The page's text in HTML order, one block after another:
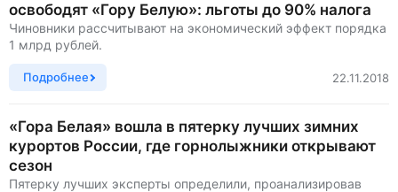
освободят «Гору Белую»: льготы до 90% налога
Чиновники рассчитывают на экономический эффект порядка
1 млрд рублей.
Подробнее 22.11.2018
«Гора Белая» вошла в пятерку лучших зимних
курортов России, где горнолыжники открывают
сезон
Пятерку лучших эксперты определили, проанализировав